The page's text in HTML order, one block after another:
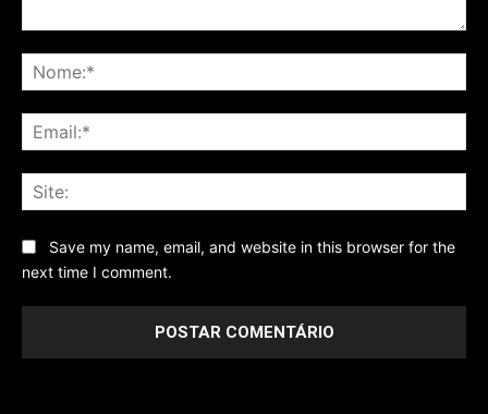
Save my name, email, and website in this browser for the
next time I comment.